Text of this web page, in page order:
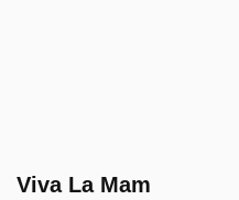
Viva La Mam